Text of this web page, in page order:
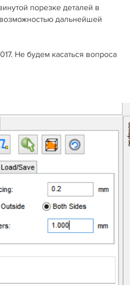
порезке деталей в
дальнейшей
Не будем касаться вопроса